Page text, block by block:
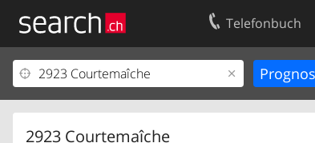
Telefonbuch
2923 Courtemaîche
Ihr Eintrag
Kundencenter Geschäftskunden